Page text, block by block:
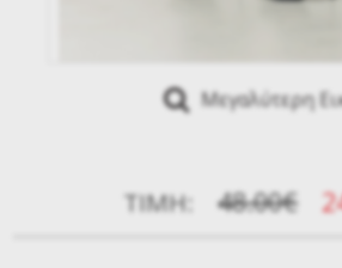
Μεγαλύτερη
ΤΙΜΉ: 48.00€